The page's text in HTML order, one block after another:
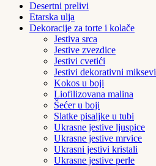
Desertni prelivi
Etarska ulja
Dekoracije za torte i kolače
Jestiva srca
Jestive zvezdice
Jestivi cvetići
Jestivi dekorativni miksevi
Kokos u boji
Liofilizovana malina
Šećer u boji
Slatke pisaljke u tubi
Ukrasne jestive ljuspice
Ukrasne jestive mrvice
Ukrasni jestivi kristali
Ukrasne jestive perle